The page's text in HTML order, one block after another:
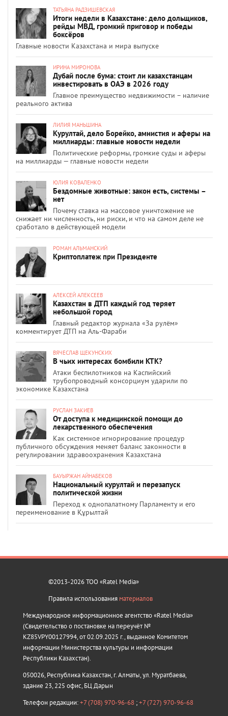
ТАТЬЯНА РАДЗИШЕВСКАЯ
Итоги недели в Казахстане: дело дольщиков,
рейды МВД, громкий приговор и победы
боксёров
Главные новости Казахстана и мира выпуске
ИРИНА МИРОНОВА
Дубай после бума: стоит ли казахстанцам
инвестировать в ОАЭ в 2026 году
Главное преимущество недвижимости – наличие
реального актива
ЛИЛИЯ МАНЬШИНА
Курултай, дело Борейко, амнистия и аферы на
миллиарды: главные новости недели
Политические реформы, громкие суды и аферы
на миллиарды — главные новости недели
ЮЛИЯ КОВАЛЕНКО
Бездомные животные: закон есть, системы –
нет
Почему ставка на массовое уничтожение не
снижает ни численность, ни риски, и что на самом деле не
сработало в действующей модели
РОМАН АЛЬМАНСКИЙ
Криптоплатеж при Президенте
АЛЕКСЕЙ АЛЕКСЕЕВ
Казахстан в ДТП каждый год теряет
небольшой город
Главный редактор журнала «За рулём»
комментирует ДТП на Аль-Фараби
ВЯЧЕСЛАВ ЩЕКУНСКИХ
В чьих интересах бомбили КТК?
Атаки беспилотников на Каспийский
трубопроводный консорциум ударили по
экономике Казахстана
РУСЛАН ЗАКИЕВ
От доступа к медицинской помощи до
лекарственного обеспечения
Как системное игнорирование процедур
публичного обсуждения меняет баланс законности в
регулировании здравоохранения Казахстана
БАУЫРЖАН АЙНАБЕКОВ
Национальный курултай и перезапуск
политической жизни
Переход к однопалатному Парламенту и его
переименование в Құрылтай
©2013-2026 ТОО «Ratel Media»
Правила использования материалов
Международное информационное агентство «Ratel Media»
(Свидетельство о постановке на переучёт №
KZ85VPY00127994, от 02.09.2025 г., выданное Комитетом
информации Министерства культуры и информации
Республики Казахстан).
050026, Республика Казахстан, г. Алматы, ул. Муратбаева,
здание 23, 225 офис, БЦ Дарын
Телефон редакции:+7 (708) 970-96-68 ;+7 (727) 970-96-68